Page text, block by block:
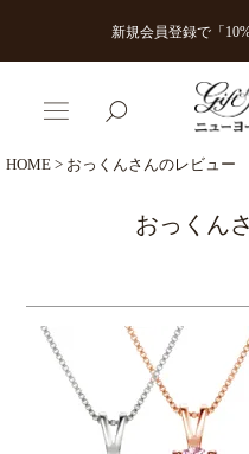
新規会員登録で「
HOME おっくんさんのレビュー
おっくん